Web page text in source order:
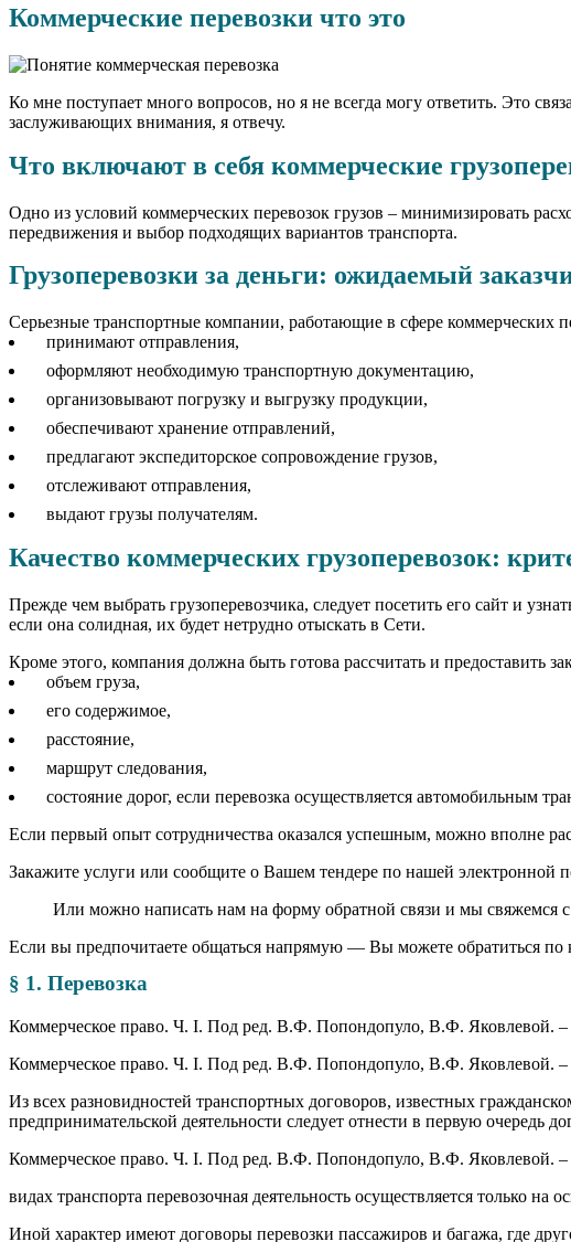
Коммерческие перевозки что это
Ко мне поступает много вопросов, но я не всегда могу ответить. Это
заслуживающих внимания, я отвечу.
Что включают в себя коммерческие
Одно из условий коммерческих перевозок грузов – минимизировать
передвижения и выбор подходящих вариантов транспорта.
Грузоперевозки за деньги: ожидаемый
Серьезные транспортные компании, работающие в сфере коммерческих
принимают отправления,
оформляют необходимую транспортную документацию,
организовывают погрузку и выгрузку продукции,
обеспечивают хранение отправлений,
предлагают экспедиторское сопровождение грузов,
отслеживают отправления,
выдают грузы получателям.
Качество коммерческих грузоперевозок:
Прежде чем выбрать грузоперевозчика, следует посетить его сайт и
если она солидная, их будет нетрудно отыскать в Сети.
Кроме этого, компания должна быть готова рассчитать и предоставить
объем груза,
его содержимое,
расстояние,
маршрут следования,
состояние дорог, если перевозка осуществляется автомобильным
Если первый опыт сотрудничества оказался успешным, можно вполне
Закажите услуги или сообщите о Вашем тендере по нашей электронной
Или можно написать нам на форму обратной связи и мы свяжемся
Если вы предпочитаете общаться напрямую — Вы можете обратиться по
§ 1. Перевозка
Коммерческое право. Ч. I. Под ред. В.Ф. Попондопуло, В.Ф. Яковлевой.
Коммерческое право. Ч. I. Под ред. В.Ф. Попондопуло, В.Ф. Яковлевой.
Из всех разновидностей транспортных договоров, известных
предпринимательской деятельности следует отнести в первую очередь
Коммерческое право. Ч. I. Под ред. В.Ф. Попондопуло, В.Ф. Яковлевой.
видах транспорта перевозочная деятельность осуществляется только на
Иной характер имеют договоры перевозки пассажиров и багажа, где